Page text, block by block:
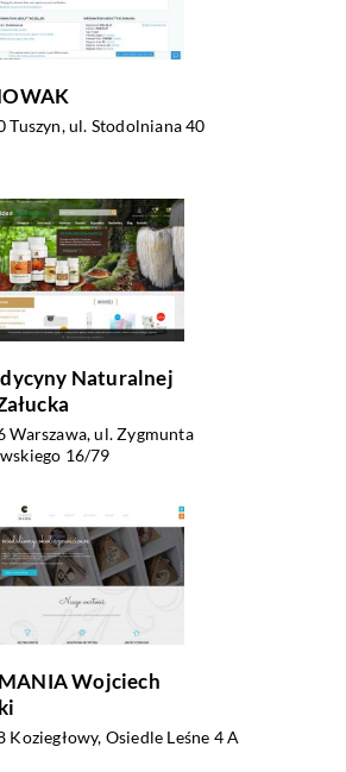
Tuszyn, ul. Stodolniana 40
Naturalnej
Warszawa, ul. Zygmunta
16/79
Wojciech
Koziegłowy, Osiedle Leśne 4 A